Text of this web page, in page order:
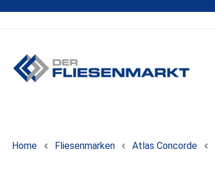
Home Fliesenmarken Atlas Concorde